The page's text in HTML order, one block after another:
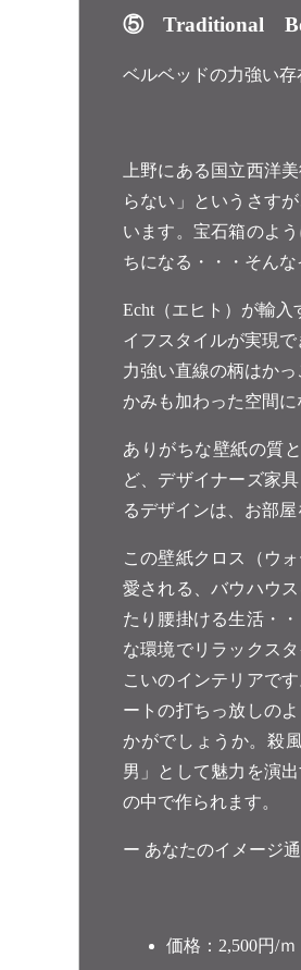
⑤ Traditional
ベルベッドの力強い
上野にある国立西洋
らない」というさす
います。宝石箱のよ
ちになる・・・そん
Echt（エヒト）が輸
イフスタイルが実現
力強い直線の柄はか
かみも加わった空間に
ありがちな壁紙の質
ど、デザイナーズ家
るデザインは、お部
この壁紙クロス（ウ
愛される、バウハウ
たり腰掛ける生活・
な環境でリラックス
こいのインテリアで
ートの打ちっ放しの
かがでしょうか。殺
男」として魅力を演
の中で作られます。
ー あなたのイメージ
価格：2,500円/ｍ